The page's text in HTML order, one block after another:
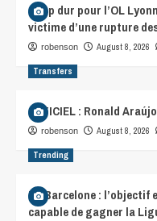
Coup dur pour l’OL
victime d’une rupture
robenson August 8, 2026
Transfers
OFFICIEL : Ronald
robenson August 8, 2026
Trending
FC Barcelone :
capable de gagner la